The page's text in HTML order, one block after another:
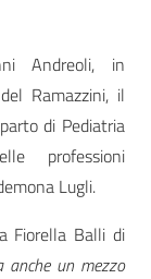
Andreoli, in
Ramazzini, il
di Pediatria
professioni
Lugli.
Fiorella Balli di
un mezzo